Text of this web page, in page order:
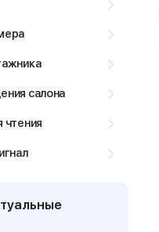
салона
чтения